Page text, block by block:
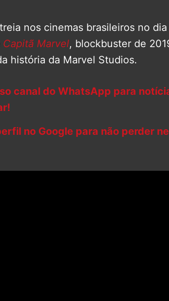
nos cinemas brasileiros no
Capitã Marvel, blockbuster de
história da Marvel Studios.
canal do WhatsApp para
no Google para não perder